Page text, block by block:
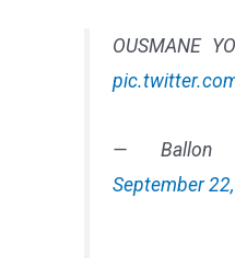
OUSMANE
— Ballon
September